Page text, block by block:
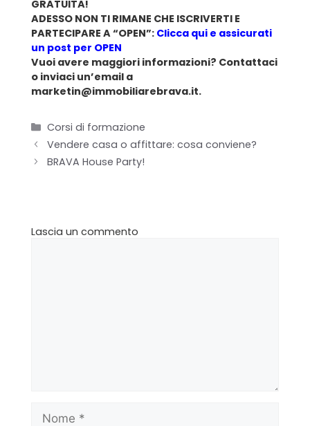
Chi siamo
Il team
Servizi per i clienti
Servizi per gli agenti
GRATUITA!
ADESSO NON TI RIMANE CHE ISCRIVERTI E
PARTECIPARE A “OPEN”: Clicca qui e assicurati
un post per OPEN
Vuoi avere maggiori informazioni? Contattaci
o inviaci un’email a
marketin@immobiliarebrava.it.
Corsi di formazione
Vendere casa o affittare: cosa conviene?
BRAVA House Party!
Lascia un commento